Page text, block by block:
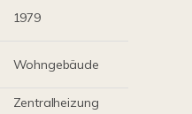
1979
Wohngebäude
Zentralheizung